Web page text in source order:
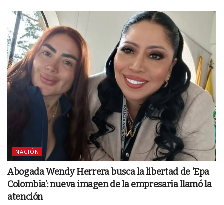
NACIÓN
Abogada Wendy Herrera busca la libertad de ‘Epa
Colombia’: nueva imagen de la empresaria llamó la
atención